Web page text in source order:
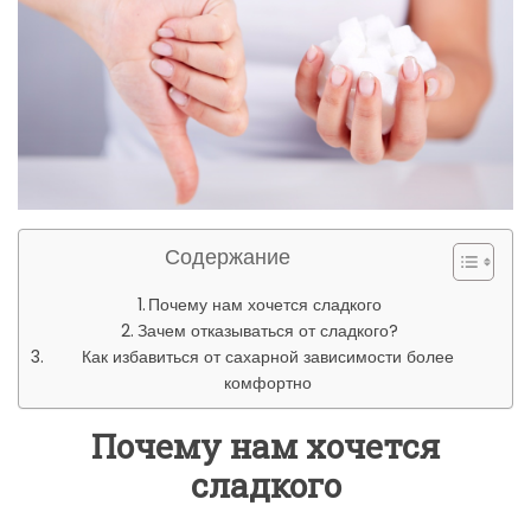
Содержание
Почему нам хочется сладкого
Зачем отказываться от сладкого?
Как избавиться от сахарной зависимости более
комфортно
Почему нам хочется
сладкого